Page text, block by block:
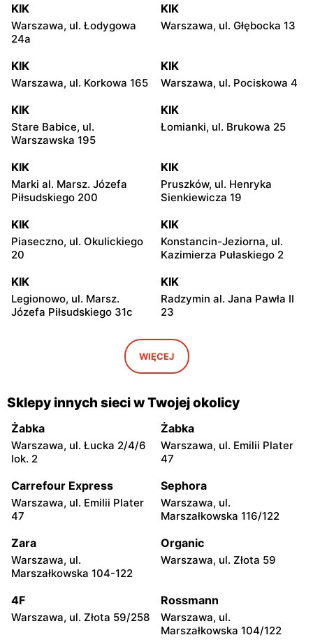
KIK
Warszawa, ul. Łodygowa
24a
KIK
Warszawa, ul. Głębocka 13
KIK
Warszawa, ul. Korkowa 165
KIK
Warszawa, ul. Pociskowa 4
KIK
Stare Babice, ul.
Warszawska 195
KIK
Łomianki, ul. Brukowa 25
KIK
Marki al. Marsz. Józefa
Piłsudskiego 200
KIK
Pruszków, ul. Henryka
Sienkiewicza 19
KIK
Piaseczno, ul. Okulickiego
20
KIK
Konstancin-Jeziorna, ul.
Kazimierza Pułaskiego 2
KIK
Legionowo, ul. Marsz.
Józefa Piłsudskiego 31c
KIK
Radzymin al. Jana Pawła II
23
Wołomin, ul. Geodetów 2
KIK
Otwock, ul. Kupiecka 2
Otwock, ul. Płk. Ryszarda
Kuklińskiego 1
Nowy Dwór Mazowiecki, ul.
Gen. Jerzego Przemysława
Morawicza 2b
KIK
67A
KIK
Warszawska 36
KIK
Warszawska 57
KIK
Konstantego Rudzkiego 9
KIK
50
KIK
KIK KIK
WIĘCEJ
Sklepy innych sieci w Twojej okolicy
Żabka
Warszawa, ul. Łucka 2/4/6
lok. 2
Żabka
Warszawa, ul. Emilii Plater
47
Carrefour Express
Warszawa, ul. Emilii Plater
47
Sephora
Warszawa, ul.
Marszałkowska 116/122
Zara
Warszawa, ul.
Marszałkowska 104-122
Organic
Warszawa, ul. Złota 59
4F
Warszawa, ul. Złota 59/258
Rossmann
Warszawa, ul.
Marszałkowska 104/122